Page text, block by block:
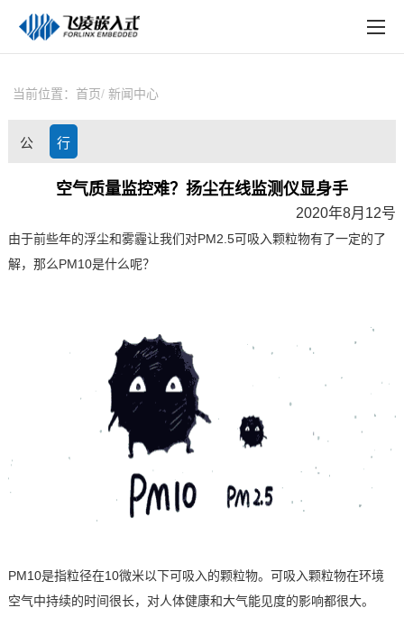
技术与支持
在线文档
方案定制
淘宝商城
新闻中心
在线购买
当前位置： 首页 新闻中心
公
态
行
业
讯
空气质量监控难？扬尘在线监测仪显身手
2020年8月12号
由于前些年的浮尘和雾霾让我们对PM2.5可吸入颗粒物有了一定的了
解，那么PM10是什么呢？
PM10是指粒径在10微米以下可吸入的颗粒物。可吸入颗粒物在环境
空气中持续的时间很长，对人体健康和大气能见度的影响都很大。